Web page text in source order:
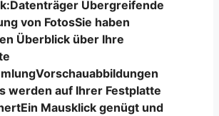
Übergreifende
von FotosSie haben
Überblick über Ihre
werden auf Ihrer Festplatte
Mausklick genügt und